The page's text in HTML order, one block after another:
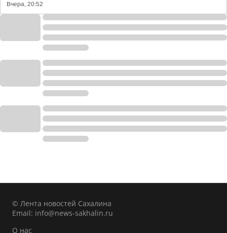
Вчера, 20:52
© Лента новостей Сахалина
Email: info@news-sakhalin.ru
О нас